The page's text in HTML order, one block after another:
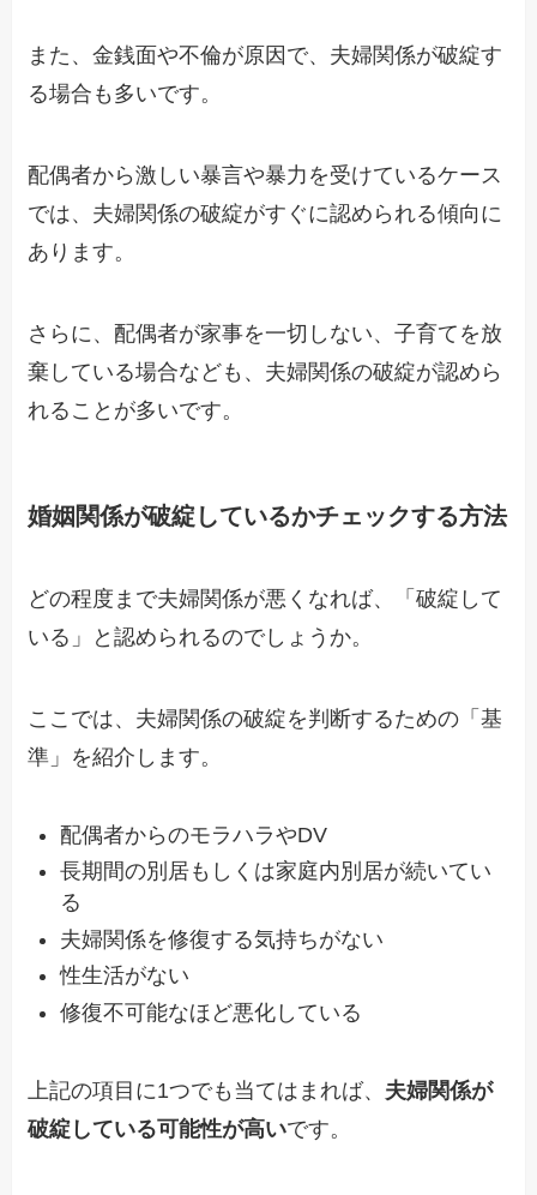
また、金銭面や不倫が原因で、夫婦関係が破綻す
る場合も多いです。
配偶者から激しい暴言や暴力を受けているケース
では、夫婦関係の破綻がすぐに認められる傾向に
あります。
さらに、配偶者が家事を一切しない、子育てを放
棄している場合なども、夫婦関係の破綻が認めら
れることが多いです。
婚姻関係が破綻しているかチェックする方法
どの程度まで夫婦関係が悪くなれば、「破綻して
いる」と認められるのでしょうか。
ここでは、夫婦関係の破綻を判断するための「基
準」を紹介します。
配偶者からのモラハラやDV
長期間の別居もしくは家庭内別居が続いてい
る
夫婦関係を修復する気持ちがない
性生活がない
修復不可能なほど悪化している
上記の項目に1つでも当てはまれば、 夫婦関係が
破綻している可能性が高いです。